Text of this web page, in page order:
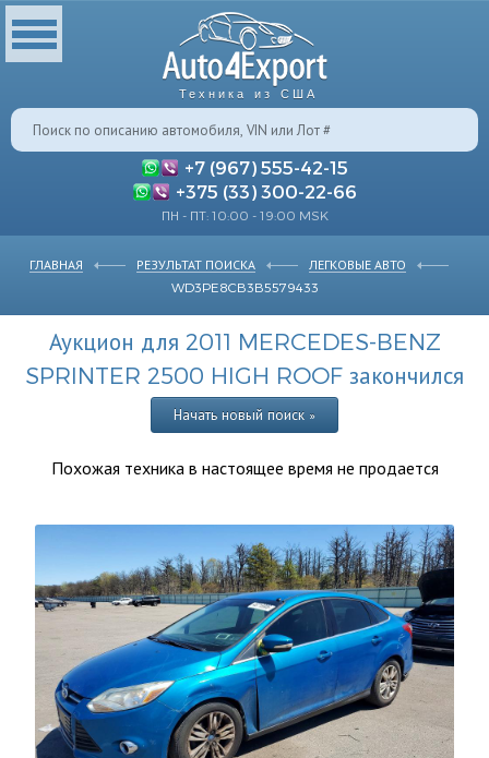
Техника из США
+7 (967) 555-42-15
+375 (33) 300-22-66
ПН - ПТ: 10:00 - 19:00 MSK
ГЛАВНАЯ РЕЗУЛЬТАТ ПОИСКА
ЛЕГКОВЫЕ АВТО
WD3PE8CB3B5579433
Аукцион для 2011 MERCEDES-BENZ
SPRINTER 2500 HIGH ROOF закончился
Начать новый поиск »
Похожая техника в настоящее время не продается